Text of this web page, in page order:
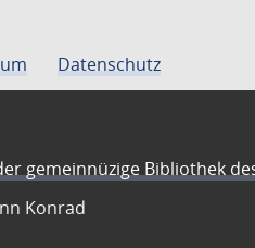
Datenschutz
gemeinnüzige Bibliothek
Konrad